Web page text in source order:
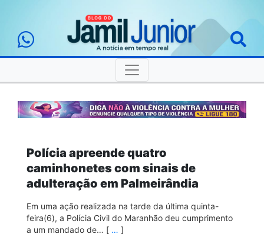
Polícia apreende quatro
caminhonetes com sinais de
adulteração em Palmeirândia
Em uma ação realizada na tarde da última quinta-
feira(6), a Polícia Civil do Maranhão deu cumprimento
a um mandado de… [ … ]